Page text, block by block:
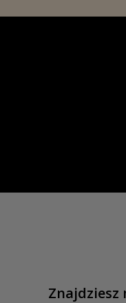
Znajdziesz